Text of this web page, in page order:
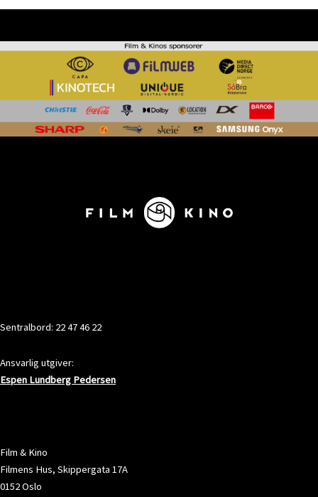
Sentralbord: 22 47 46 22
Ansvarlig utgiver:
Espen Lundberg Pedersen
Film & Kino
Filmens Hus, Skippergata 17A
0152 Oslo